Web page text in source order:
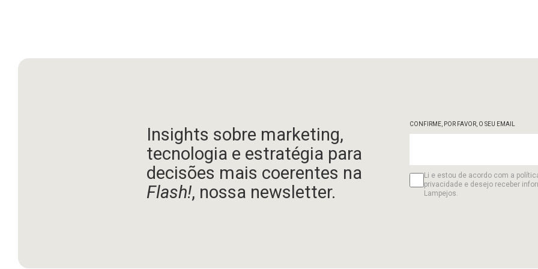
Insights sobre marketing,
tecnologia e estratégia para
decisões mais coerentes na
Flash!, nossa newsletter.
CONFIRME, POR FAVOR, O SEU EMAIL
Li e estou de acordo com a
privacidade e desejo receber
Lampejos.